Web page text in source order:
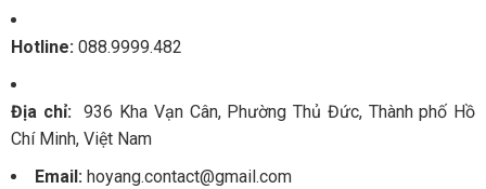
Hotline: 088.9999.482
Địa chỉ:936 Kha Vạn Cân, Phường Thủ Đức, Thành phố Hồ
Chí Minh, Việt Nam
Email: hoyang.contact@gmail.com